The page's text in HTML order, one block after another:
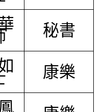
秘書
康樂